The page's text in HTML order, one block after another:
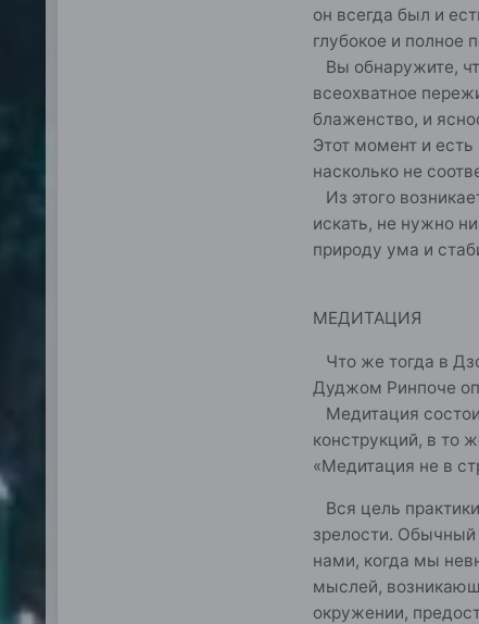
он всегда был и
глубокое и полное
Вы обнаружите,
всеохватное
блаженство, и
Этот момент и
насколько не
Из этого
искать, не нужно
природу ума и
МЕДИТАЦИЯ
Что же тогда в
Дуджом Ринпоче
Медитация
конструкций, в то
«Медитация не в
Вся цель
зрелости.
нами, когда мы
мыслей,
окружении,